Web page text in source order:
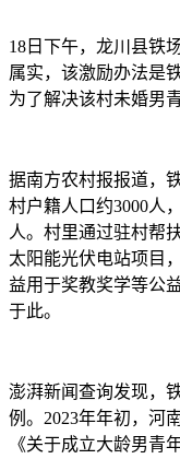
18日下午，龙川县铁
属实，该激励办法是
为了解决该村未婚男
据南方农村报报道，
村户籍人口约3000人
人。村里通过驻村帮
太阳能光伏电站项目
益用于奖教奖学等公
于此。
澎湃新闻查询发现，
例。2023年年初，河
《关于成立大龄男青